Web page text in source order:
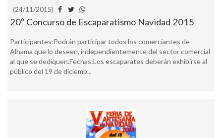
(24/11/2015)
20º Concurso de Escaparatismo Navidad 2015
Participantes:Podrán participar todos los comerciantes de
Alhama que lo deseen, independientemente del sector comercial
al que se dediquen.Fechas:Los escaparates deberán exhibirse al
público del 19 de diciemb...